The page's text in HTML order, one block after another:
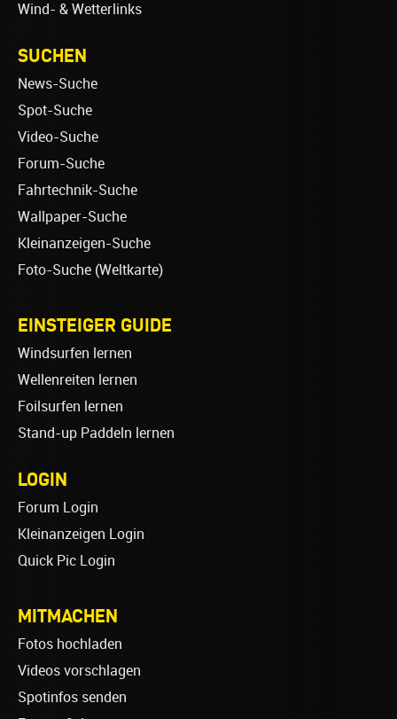
Wind- & Wetterlinks
SUCHEN
News-Suche
Spot-Suche
Video-Suche
Forum-Suche
Fahrtechnik-Suche
Wallpaper-Suche
Kleinanzeigen-Suche
Foto-Suche (Weltkarte)
EINSTEIGER GUIDE
Windsurfen lernen
Wellenreiten lernen
Foilsurfen lernen
Stand-up Paddeln lernen
LOGIN
Forum Login
Kleinanzeigen Login
Quick Pic Login
MITMACHEN
Fotos hochladen
Videos vorschlagen
Spotinfos senden